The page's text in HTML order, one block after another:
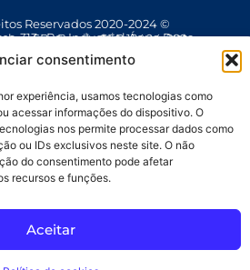
consentimento
experiência, usamos tecnologias como
acessar informações do dispositivo. O
nos permite processar dados como
ou IDs exclusivos neste site. O não
do consentimento pode afetar
recursos e funções.
Aceitar
Reservados 2020-2024 ©
Água Preta • Pindamonhangaba • SP • Brasil • CEP 12404-289
• dbtec@dbtec.com.br